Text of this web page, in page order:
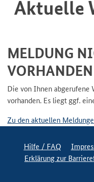
Aktuelle
MELDUNG
VORHANDEN
Die von Ihnen abgerufene
vorhanden. Es liegt ggf.
Zu den aktuellen
Hilfe / FAQ
Erklärung zur